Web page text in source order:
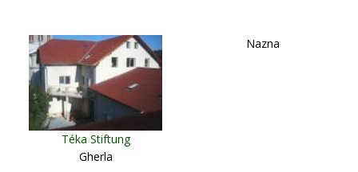
Téka Stiftung
Gherla
Nazna